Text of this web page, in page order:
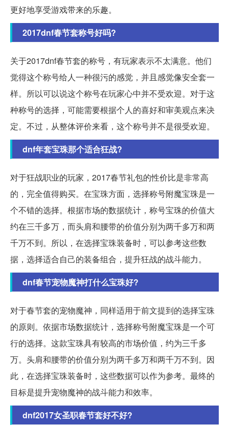
更好地享受游戏带来的乐趣。
2017dnf春节套称号好吗?
关于2017dnf春节套的称号，有玩家表示不太满意。他们
觉得这个称号给人一种很污的感觉，并且感觉像安全套一
样。所以可以说这个称号在玩家心中并不受欢迎。对于这
种称号的选择，可能需要根据个人的喜好和审美观点来决
定。不过，从整体评价来看，这个称号并不是很受欢迎。
dnf年套宝珠那个适合狂战?
对于狂战职业的玩家，2017春节礼包的性价比是非常高
的，完全值得购买。在宝珠方面，选择称号附魔宝珠是一
个不错的选择。根据市场的数据统计，称号宝珠的价值大
约在三千多万，而头肩和腰带的价值分别为两千多万和两
千万不到。所以，在选择宝珠装备时，可以参考这些数
据，选择适合自己的装备组合，提升狂战的战斗能力。
dnf春节宠物魔神打什么宝珠好?
对于春节套的宠物魔神，同样适用于前文提到的选择宝珠
的原则。依据市场数据统计，选择称号附魔宝珠是一个可
行的选择。这款宝珠具有较高的市场价值，约为三千多
万。头肩和腰带的价值分别为两千多万和两千万不到。因
此，在选择宝珠装备时，这些数据可以作为参考。最终的
目标是提升宠物魔神的战斗能力和效率。
dnf2017女圣职春节套好不好?